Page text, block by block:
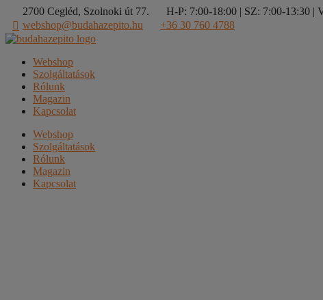
Kilépés
tartalomba
2700 Cegléd, Szolnoki út 77. H-P: 7:00-18:00 | SZ: 7:00-13:30 |
webshop@budahazepito.hu
+36 30 760 4788
Webshop
Szolgáltatások
Rólunk
Magazin
Kapcsolat
Webshop
Szolgáltatások
Rólunk
Magazin
Kapcsolat